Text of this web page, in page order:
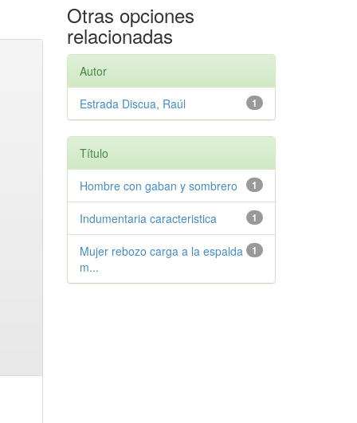
Otras opciones
relacionadas
Autor
1
Estrada Discua, Raúl
Título
1
Hombre con gaban y sombrero
1
Indumentaria caracteristica
1
Mujer rebozo carga a la espalda
m...